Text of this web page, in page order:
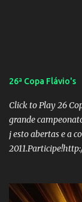
26ª Copa Flávio's
Click to Play 26
grande
j esto abertas e a